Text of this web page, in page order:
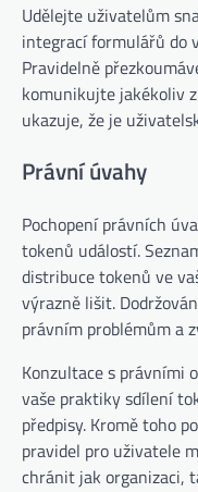
Udělejte uživatelům
integrací formulářů do
Pravidelně
komunikujte jakékoliv
ukazuje, že je
Právní úvahy
Pochopení právních
tokenů událostí.
distribuce tokenů ve
výrazně lišit.
právním problémům a
Konzultace s právními
vaše praktiky sdílení
předpisy. Kromě toho
pravidel pro uživatele
chránit jak organizaci,